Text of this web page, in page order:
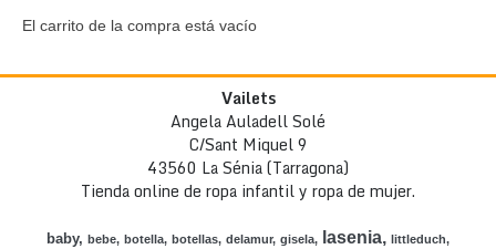
El carrito de la compra está vacío
Vailets
Angela Auladell Solé
C/Sant Miquel 9
43560 La Sénia (Tarragona)
Tienda online de ropa infantil y ropa de mujer.
baby bebe botella botellas delamur gisela lasenia littleduch